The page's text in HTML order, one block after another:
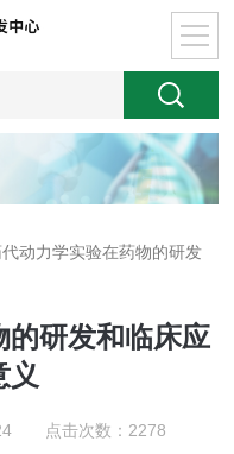
动力学实验在药物的研发
的研发和临床应
义
点击次数：2278